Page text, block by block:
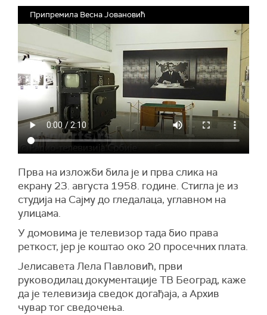
Припремила Весна Јовановић
Прва на изложби била је и прва слика на
екрану 23. августа 1958. године. Стигла је из
студија на Сајму до гледалаца, углавном на
улицама.
У домовима је телевизор тада био права
реткост, јер је коштао око 20 просечних плата.
Јелисавета Лела Павловић, први
руководилац документације ТВ Београд, каже
да је телевизија сведок догађаја, а Архив
чувар тог сведочења.